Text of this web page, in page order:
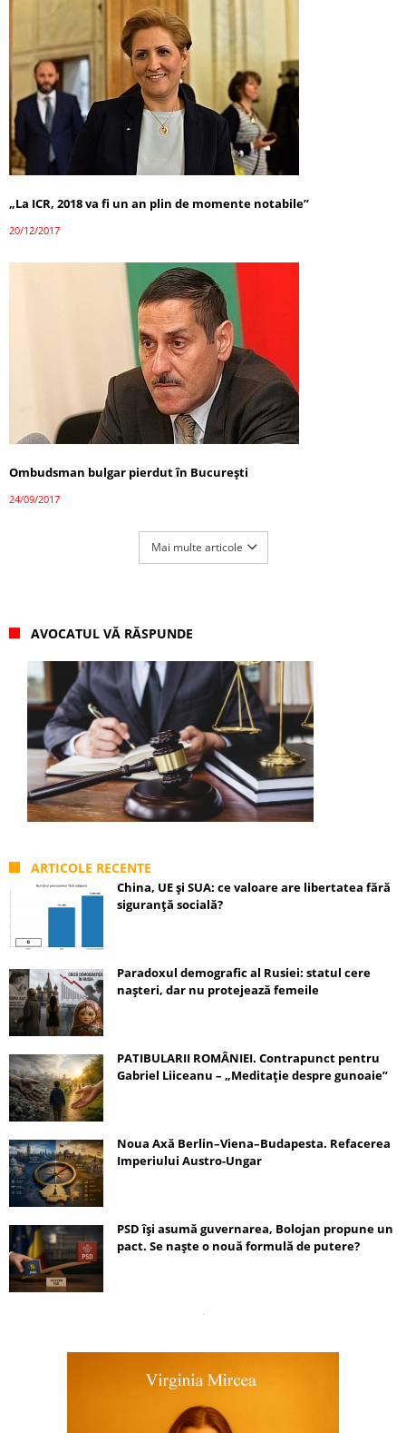
„La ICR, 2018 va fi un an plin de momente notabile”
20/12/2017
Ombudsman bulgar pierdut în București
24/09/2017
Mai multe articole
AVOCATUL VĂ RĂSPUNDE
ARTICOLE RECENTE
China, UE și SUA: ce valoare are libertatea fără
siguranță socială?
Paradoxul demografic al Rusiei: statul cere
nașteri, dar nu protejează femeile
PATIBULARII ROMÂNIEI. Contrapunct pentru
Gabriel Liiceanu – „Meditație despre gunoaie”
Noua Axă Berlin–Viena–Budapesta. Refacerea
Imperiului Austro-Ungar
PSD își asumă guvernarea, Bolojan propune un
pact. Se naște o nouă formulă de putere?